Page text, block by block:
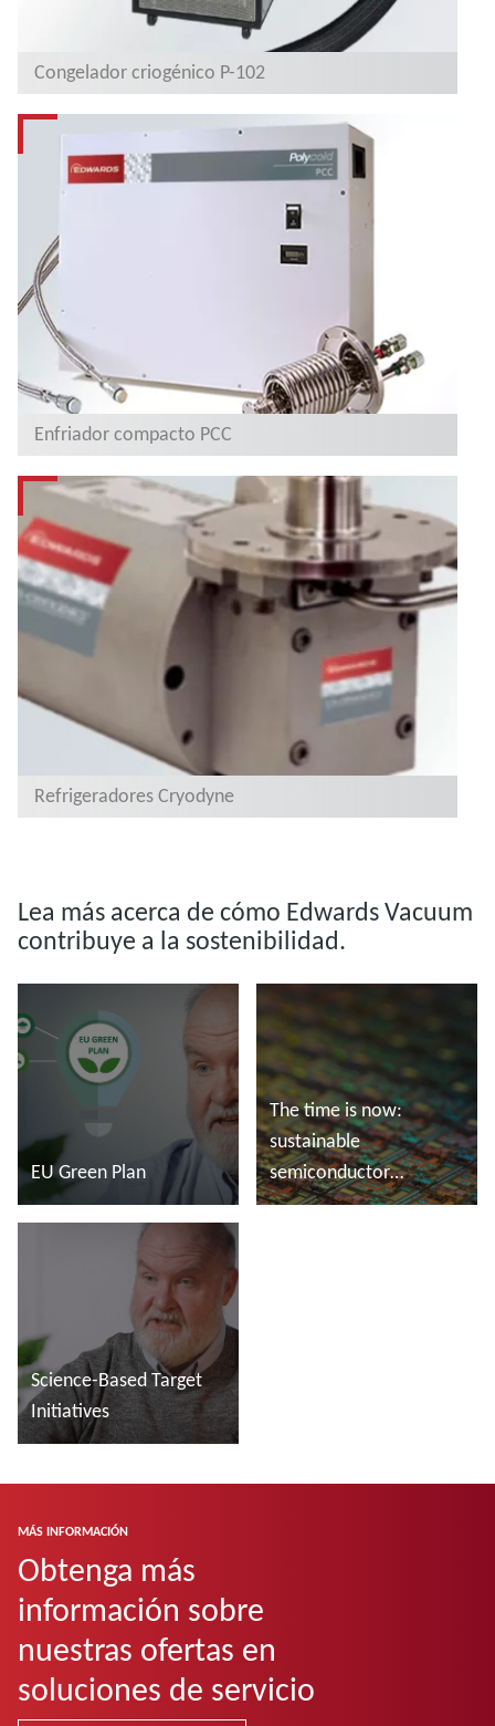
Congelador criogénico P-102
Enfriador compacto PCC
Refrigeradores Cryodyne
Lea más acerca de cómo Edwards Vacuum
contribuye a la sostenibilidad.
EU Green Plan
The time is now:
sustainable
semiconductor
manufacturing
Science-Based Target
Initiatives
MÁS INFORMACIÓN
Obtenga más
información sobre
nuestras ofertas en
soluciones de servicio